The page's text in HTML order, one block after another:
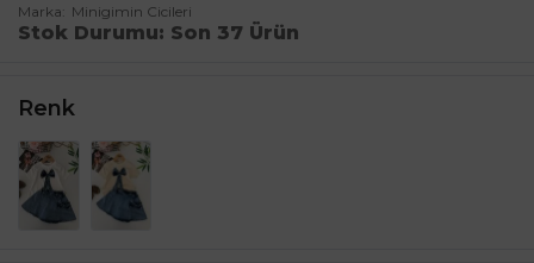
Marka
Minigimin Cicileri
Stok Durumu Son 37 Ürün
Renk